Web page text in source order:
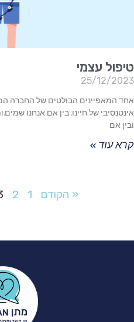
טיפול עצמי
25/12/2023
אחד המאפיינים הבולטים של החברה
אינטנסיבי של חיינו. בין אם אנחנו
ובין אם
קרא עוד »
« הקודם 1
2